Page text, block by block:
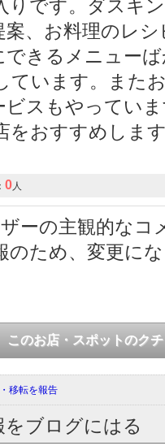
りです。ダスキ
案、お料理のレ
できるメニュー
ています。また
ビスもやってい
をおすすめしま
0人
ーの主観的なコ
のため、変更に
このお店・スポットのク
移転を報告
ブログにはる